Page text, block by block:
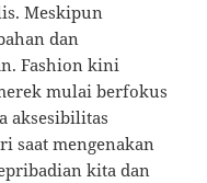
Meskipun
dan
Fashion kini
mulai berfokus
aksesibilitas
saat mengenakan
kita dan